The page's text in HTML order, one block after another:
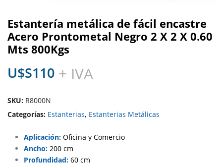
Estantería metálica de fácil encastre
Acero Prontometal Negro 2 X 2 X 0.60
Mts 800Kgs
U$S110 + IVA
SKU: R8000N
Categorías: Estanterias, Estanterias Metálicas
Aplicación: Oficina y Comercio
Ancho:200 cm
Profundidad: 60 cm